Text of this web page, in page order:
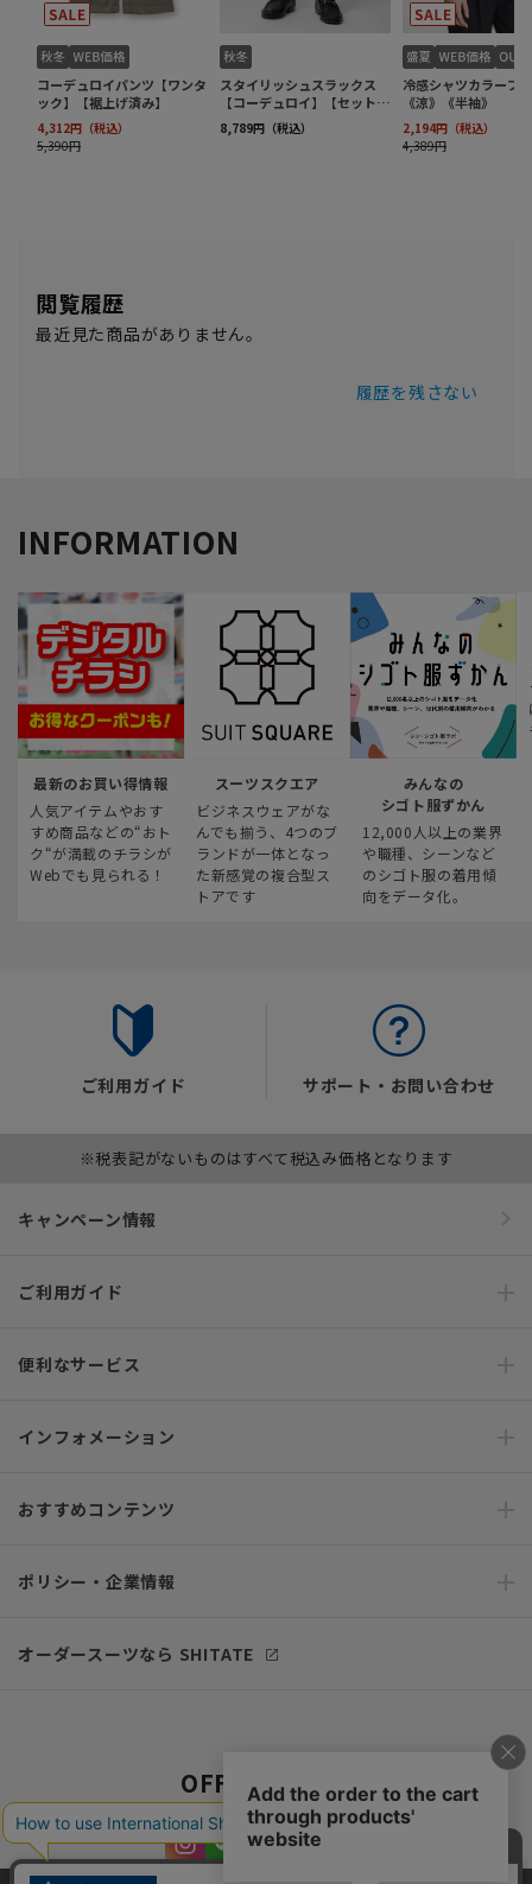
閲覧履歴
最近見た商品がありません。
履歴を残さない
INFORMATION
最新のお買い得情報
人気アイテムやおす
すめ商品などの“おト
ク“が満載のチラシが
Webでも見られる！
スーツスクエア
ビジネスウェアがな
んでも揃う、4つのブ
ランドが一体となっ
た新感覚の複合型ス
トアです
みんなの
シゴト服ずかん
12,000人以上の業界
や職種、シーンなど
のシゴト服の着用傾
向をデータ化。
ご利用ガイド サポート・お問い合わせ
※税表記がないものはすべて税込み価格となります
キャンペーン情報
ご利用ガイド
便利なサービス
インフォメーション
おすすめコンテンツ
ポリシー・企業情報
オーダースーツなら SHITATE
OFFICIAL SNS